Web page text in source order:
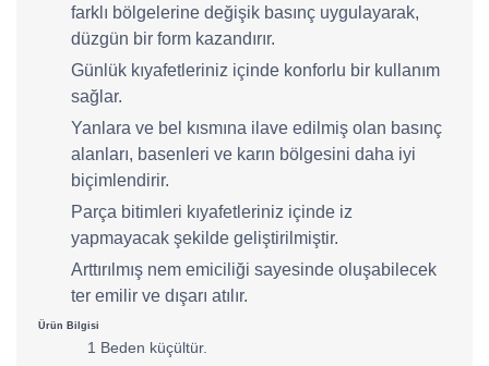
farklı bölgelerine değişik basınç uygulayarak,
düzgün bir form kazandırır.
Günlük kıyafetleriniz içinde konforlu bir kullanım
sağlar.
Yanlara ve bel kısmına ilave edilmiş olan basınç
alanları, basenleri ve karın bölgesini daha iyi
biçimlendirir.
Parça bitimleri kıyafetleriniz içinde iz
yapmayacak şekilde geliştirilmiştir.
Arttırılmış nem emiciliği sayesinde oluşabilecek
ter emilir ve dışarı atılır.
Ürün Bilgisi
1 Beden küçültür.